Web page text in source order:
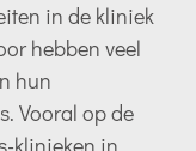
in de kliniek
hebben veel
hun
Vooral op de